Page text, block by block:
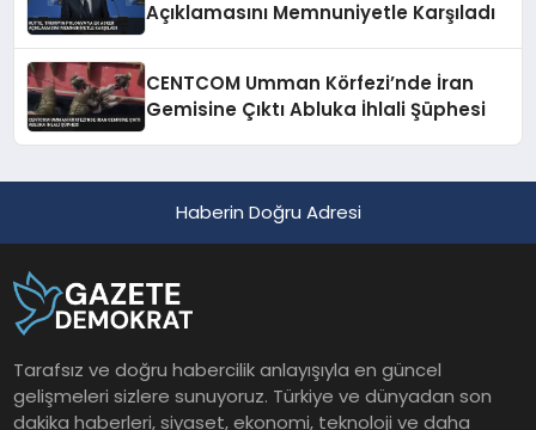
Açıklamasını Memnuniyetle Karşıladı
CENTCOM Umman Körfezi’nde İran
Gemisine Çıktı Abluka İhlali Şüphesi
Haberin Doğru Adresi
Tarafsız ve doğru habercilik anlayışıyla en güncel
gelişmeleri sizlere sunuyoruz. Türkiye ve dünyadan son
dakika haberleri, siyaset, ekonomi, teknoloji ve daha